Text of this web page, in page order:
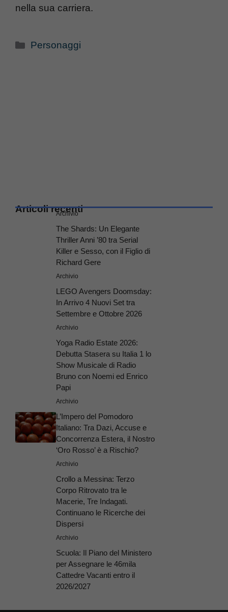
nella sua carriera.
Categorie
Personaggi
Articoli recenti
Archivio
The Shards: Un Elegante
Thriller Anni ’80 tra Serial
Killer e Sesso, con il Figlio di
Richard Gere
Archivio
LEGO Avengers Doomsday:
In Arrivo 4 Nuovi Set tra
Settembre e Ottobre 2026
Archivio
Yoga Radio Estate 2026:
Debutta Stasera su Italia 1 lo
Show Musicale di Radio
Bruno con Noemi ed Enrico
Papi
Archivio
L’Impero del Pomodoro
Italiano: Tra Dazi, Accuse e
Concorrenza Estera, il Nostro
‘Oro Rosso’ è a Rischio?
Archivio
Crollo a Messina: Terzo
Corpo Ritrovato tra le
Macerie, Tre Indagati.
Continuano le Ricerche dei
Dispersi
Archivio
Scuola: Il Piano del Ministero
per Assegnare le 46mila
Cattedre Vacanti entro il
2026/2027